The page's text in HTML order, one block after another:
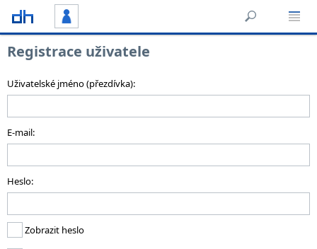
Registrace uživatele
Uživatelské jméno (přezdívka):
E-mail:
Heslo:
Zobrazit heslo